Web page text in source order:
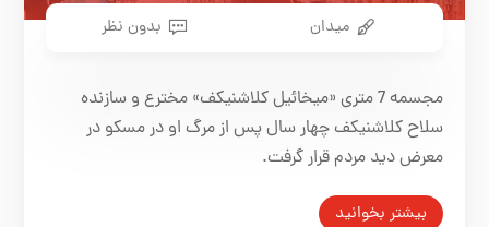
میدان بدون نظر
مجسمه 7 متری «میخائیل کلاشنیکف» مخترع و سازنده
سلاح کلاشنیکف چهار سال پس از مرگ او در مسکو در
معرض دید مردم قرار گرفت.
بیشتر بخوانید